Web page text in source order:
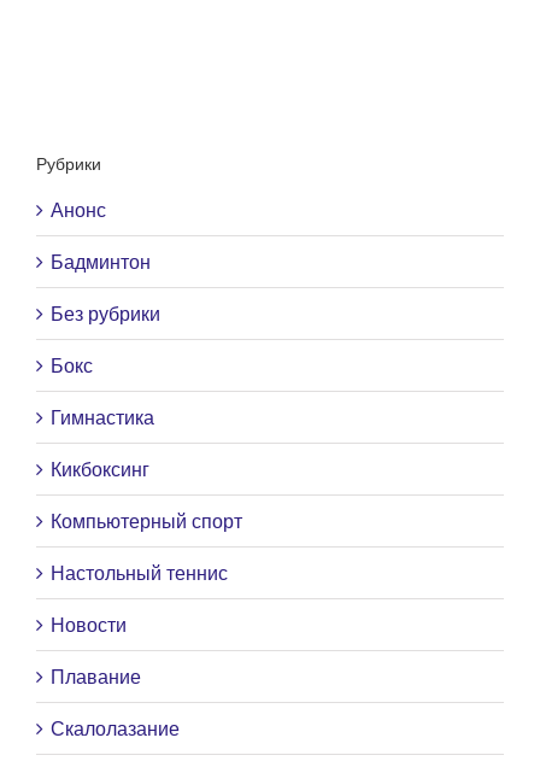
Рубрики
Анонс
Бадминтон
Без рубрики
Бокс
Гимнастика
Кикбоксинг
Компьютерный спорт
Настольный теннис
Новости
Плавание
Скалолазание